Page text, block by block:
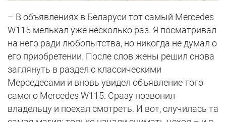
– В объявлениях в Беларуси тот самый Mercedes
W115 мелькал уже несколько раз. Я посматривал
на него ради любопытства, но никогда не думал о
его приобретении. После слов жены решил снова
заглянуть в раздел с классическими
Мерседесами и вновь увидел объявление того
самого Mercedes W115. Сразу позвонил
владельцу и поехал смотреть. И вот, случилась та